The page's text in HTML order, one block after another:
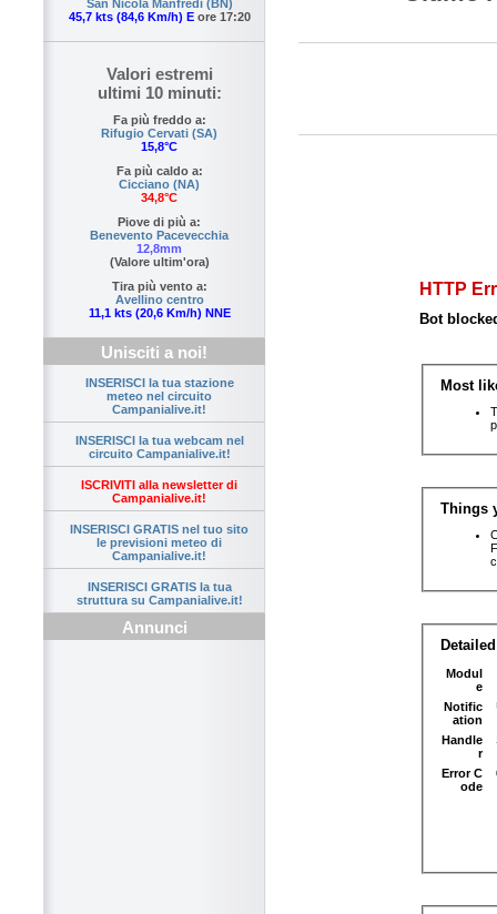
San Nicola Manfredi (BN)
45,7 kts (84,6 Km/h) Eore 17:20
Valori estremi
ultimi 10 minuti:
Fa più freddo a:
Rifugio Cervati (SA)
15,8°C
Fa più caldo a:
Cicciano (NA)
34,8°C
Piove di più a:
Benevento Pacevecchia
12,8mm
(Valore ultim'ora)
Tira più vento a:
Avellino centro
11,1 kts (20,6 Km/h) NNE
Unisciti a noi!
INSERISCI la tua stazione
meteo nel circuito
Campanialive.it!
INSERISCI la tua webcam nel
circuito Campanialive.it!
ISCRIVITI alla newsletter di
Campanialive.it!
INSERISCI GRATIS nel tuo sito
le previsioni meteo di
Campanialive.it!
INSERISCI GRATIS la tua
struttura su Campanialive.it!
Annunci